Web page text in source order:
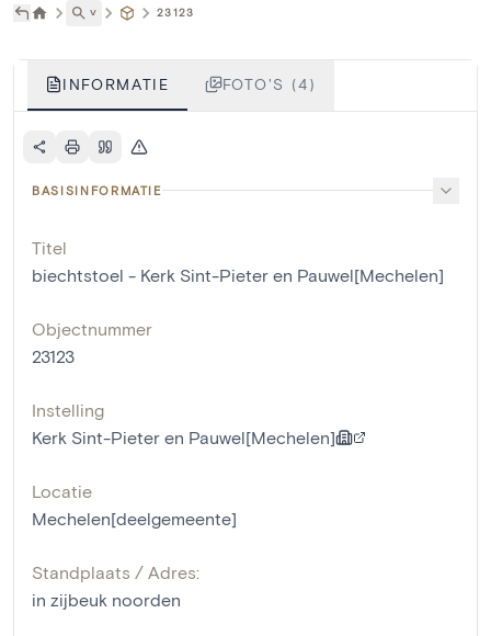
˅ 23123
INFORMATIE FOTO'S (4)
BASISINFORMATIE
Titel
biechtstoel - Kerk Sint-Pieter en Pauwel[Mechelen]
Objectnummer
23123
Instelling
Kerk Sint-Pieter en Pauwel[Mechelen]
Locatie
Mechelen[deelgemeente]
Standplaats / Adres:
in zijbeuk noorden